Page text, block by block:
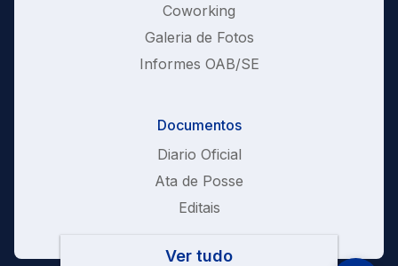
Coworking
Galeria de Fotos
Informes OAB/SE
Documentos
Diario Oficial
Ata de Posse
Editais
Ver tudo